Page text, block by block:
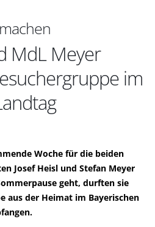
MdL Meyer
im
Woche für die beiden
Josef Heisl und Stefan Meyer
geht, durften sie
aus der Heimat im Bayerischen